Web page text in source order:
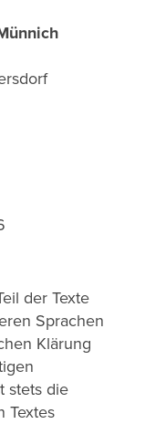
der Texte
Sprachen
Klärung
stets die
Textes